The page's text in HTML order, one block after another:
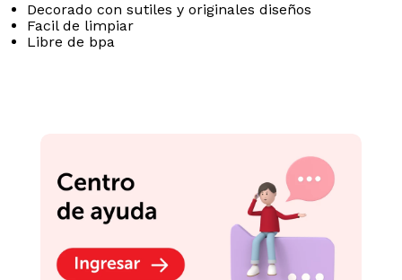
Decorado con sutiles y originales diseños
Facil de limpiar
Libre de bpa